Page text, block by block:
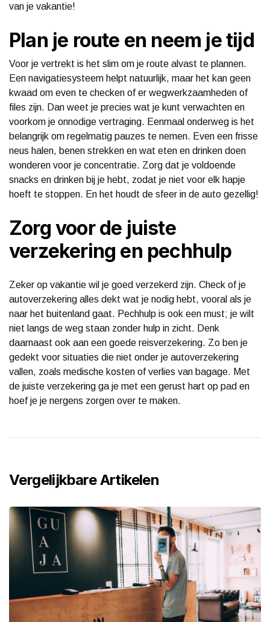
van je vakantie!
Plan je route en neem je tijd
Voor je vertrekt is het slim om je route alvast te plannen.
Een navigatiesysteem helpt natuurlijk, maar het kan geen
kwaad om even te checken of er wegwerkzaamheden of
files zijn. Dan weet je precies wat je kunt verwachten en
voorkom je onnodige vertraging. Eenmaal onderweg is het
belangrijk om regelmatig pauzes te nemen. Even een frisse
neus halen, benen strekken en wat eten en drinken doen
wonderen voor je concentratie. Zorg dat je voldoende
snacks en drinken bij je hebt, zodat je niet voor elk hapje
hoeft te stoppen. En het houdt de sfeer in de auto gezellig!
Zorg voor de juiste
verzekering en pechhulp
Zeker op vakantie wil je goed verzekerd zijn. Check of je
autoverzekering alles dekt wat je nodig hebt, vooral als je
naar het buitenland gaat. Pechhulp is ook een must; je wilt
niet langs de weg staan zonder hulp in zicht. Denk
daarnaast ook aan een goede reisverzekering. Zo ben je
gedekt voor situaties die niet onder je autoverzekering
vallen, zoals medische kosten of verlies van bagage. Met
de juiste verzekering ga je met een gerust hart op pad en
hoef je je nergens zorgen over te maken.
Vergelijkbare Artikelen